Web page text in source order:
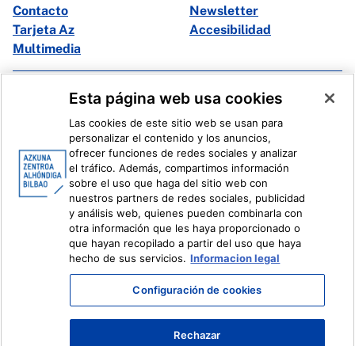
Contacto
Newsletter
Tarjeta Az
Accesibilidad
Multimedia
Facebook
X
Ivoox
Información legal Sistema Interno de Información
Esta página web usa cookies
Las cookies de este sitio web se usan para
personalizar el contenido y los anuncios,
ofrecer funciones de redes sociales y analizar
el tráfico. Además, compartimos información
sobre el uso que haga del sitio web con
nuestros partners de redes sociales, publicidad
y análisis web, quienes pueden combinarla con
otra información que les haya proporcionado o
que hayan recopilado a partir del uso que haya
hecho de sus servicios. Informacion legal
Configuración de cookies
Rechazar